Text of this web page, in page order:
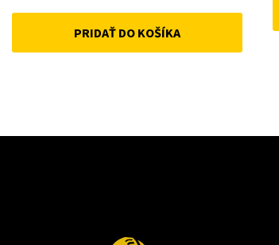
price
was:
price
is:
PRIDAŤ DO KOŠÍKA